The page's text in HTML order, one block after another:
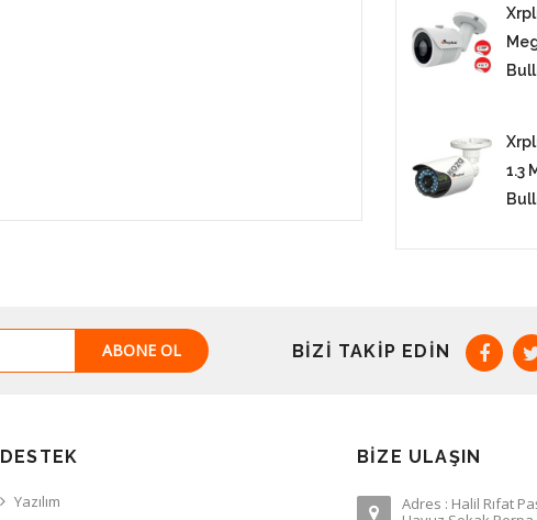
1.3
ABONE OL BIZI TAKIP EDIN
DESTEK
Yazılım
BIZE ULAŞIN
Adres : Halil Rıfat